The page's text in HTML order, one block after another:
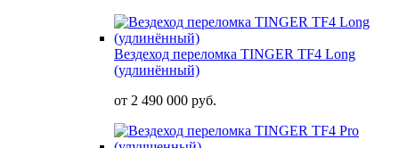
Вездеход переломка TINGER TF4 Long
(удлинённый)
от 2 490 000 руб.